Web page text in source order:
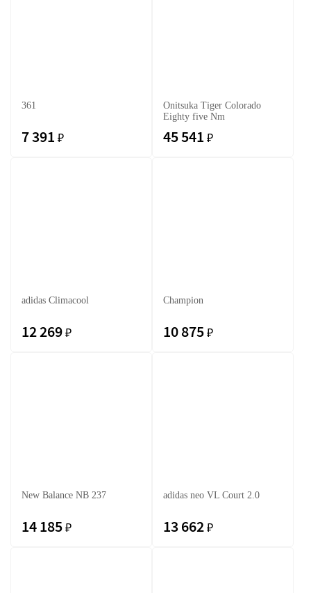
361
7 391 ₽
Onitsuka Tiger Colorado
Eighty five Nm
45 541 ₽
adidas Climacool
12 269 ₽
Champion
10 875 ₽
New Balance NB 237
14 185 ₽
adidas neo VL Court 2.0
13 662 ₽